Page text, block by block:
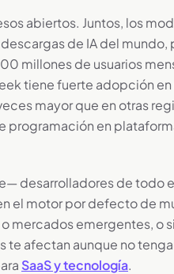
abiertos. Juntos, los
de IA del mundo,
millones de usuarios
tiene fuerte adopción
mayor que en otras
programación en
desarrolladores de todo
el motor por defecto de
mercados emergentes, o
afectan aunque no
SaaS y tecnología.